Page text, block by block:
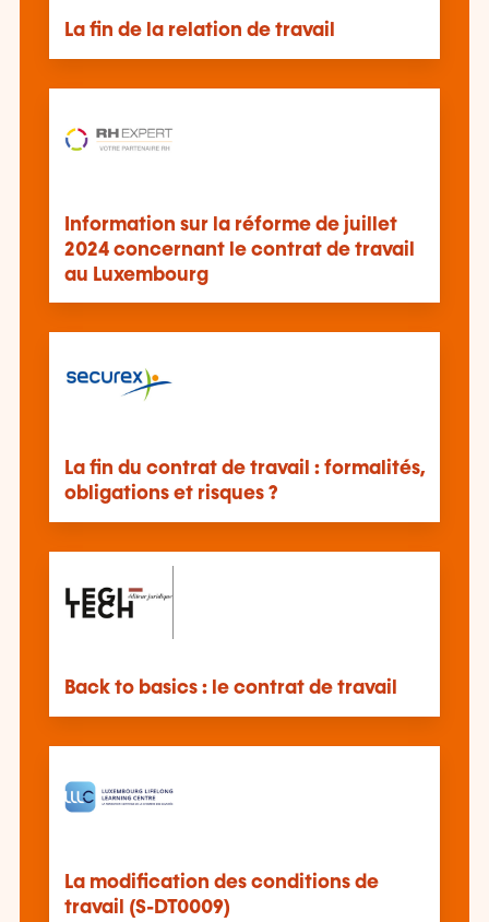
La fin de la relation de travail
Information sur la réforme de juillet
2024 concernant le contrat de travail
au Luxembourg
La fin du contrat de travail : formalités,
obligations et risques ?
Back to basics : le contrat de travail
La modification des conditions de
travail (S-DT0009)